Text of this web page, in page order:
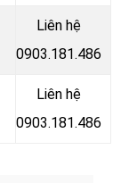
Liên hệ
0903.181.486
Liên hệ
0903.181.486